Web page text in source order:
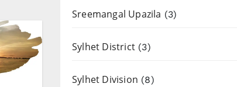
Sreemangal Upazila (3)
Sylhet District (3)
Sylhet Division (8)